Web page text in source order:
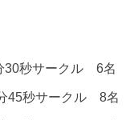
30秒サークル 6名
45秒サークル 8名